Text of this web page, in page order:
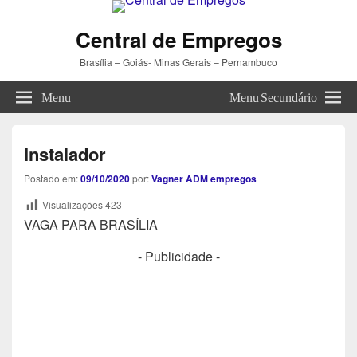
Central de Empregos
Brasília – Goiás- Minas Gerais – Pernambuco
Menu Menu Secundário
Instalador
Postado em:09/10/2020por:Vagner ADM empregos
Visualizações423
VAGA PARA BRASÍLIA
- Publicidade -